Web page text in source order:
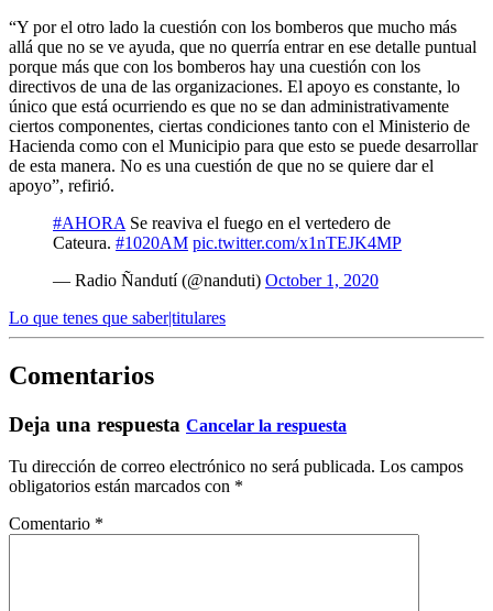
“Y por el otro lado la cuestión con los bomberos que mucho más
allá que no se ve ayuda, que no querría entrar en ese detalle puntual
porque más que con los bomberos hay una cuestión con los
directivos de una de las organizaciones. El apoyo es constante, lo
único que está ocurriendo es que no se dan administrativamente
ciertos componentes, ciertas condiciones tanto con el Ministerio de
Hacienda como con el Municipio para que esto se puede desarrollar
de esta manera. No es una cuestión de que no se quiere dar el
apoyo”, refirió.
#AHORA Se reaviva el fuego en el vertedero de
Cateura. #1020AM pic.twitter.com/x1nTEJK4MP
— Radio Ñandutí (@nanduti) October 1, 2020
Lo que tenes que saber|titulares
Comentarios
Deja una respuesta Cancelar la respuesta
Tu dirección de correo electrónico no será publicada. Los campos
obligatorios están marcados con *
Comentario *